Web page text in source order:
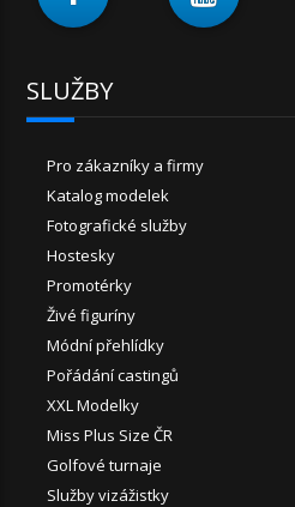
SLUŽBY
Pro zákazníky a firmy
Katalog modelek
Fotografické služby
Hostesky
Promotérky
Živé figuríny
Módní přehlídky
Pořádání castingů
XXL Modelky
Miss Plus Size ČR
Golfové turnaje
Služby vizážistky